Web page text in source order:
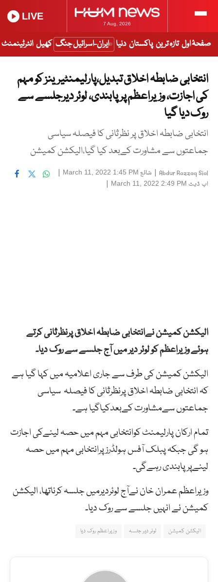
7 Aug, 2026
LIVE
صفحۂ اول تازہ ترین پاکستان دنیا ایران-اسرائیل جنگ کھیل انٹرٹینمنٹ
انتخابی ضابطہ اخلاق تبدیل،پارلیمنٹیرینز کو مہم
کی اجازت، وزیراعظم پر پابندی، لوئر دیرجلسے سے
روک دیا گیا
انتخابی ضابطہ اخلاق پر نظرثانی کا فیصلہ سیاسی
جماعتوں سے مشاورت کےبعد کیا گیا،الیکشن کمیشن
Abdur Razzaq Sial
| شائع March 11, 2022 1:45 PM
|
اپ ڈیٹ March 11, 2022 2:49 PM
|
الیکشن کمیشن نےانتخابی ضابطہ اخلاق پرنظرثانی کرتے
ہوئے وزیراعظم کو لوئر دیر میں آج جلسے سے روک دیا۔
الیکشن کمیشن کی طرف سے جاری اعلامیہ میں کہا گیا ہے
کہ انتخابی ضابطہ اخلاق پرنظرثانی کا فیصلہ سیاسی
جماعتوں سےمشاورت کےبعدکیاگیا ہے۔
تمام ارکان پارلیمنٹ کوانتخابی مہم میں حصہ لینےکی اجازت
ہو گی جبکہ پبلک آفس ہولڈرزپرانتخابی مہم میں حصہ
لینےپرپابندی رہےگی۔
وزیراعظم عمران خان نےآج لوئردیرمیں جلسہ کرناتھا، الیکشن
کمیشن نے انہیں جلسے سے روک دیا۔
الیکشن کمیشن لوئر دیر جلسہ وزیراعظم روک دیا